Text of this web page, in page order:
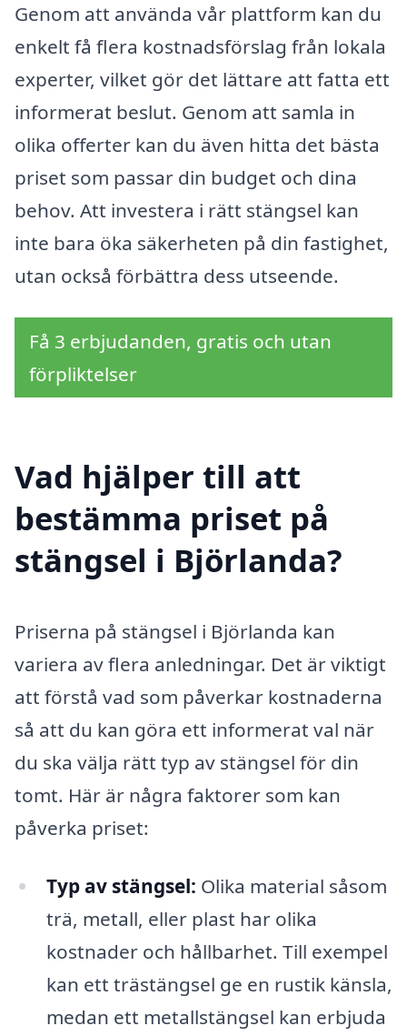
Genom att använda vår plattform kan du
enkelt få flera kostnadsförslag från lokala
experter, vilket gör det lättare att fatta ett
informerat beslut. Genom att samla in
olika offerter kan du även hitta det bästa
priset som passar din budget och dina
behov. Att investera i rätt stängsel kan
inte bara öka säkerheten på din fastighet,
utan också förbättra dess utseende.
Få 3 erbjudanden, gratis och utan
förpliktelser
Vad hjälper till att
bestämma priset på
stängsel i Björlanda?
Priserna på stängsel i Björlanda kan
variera av flera anledningar. Det är viktigt
att förstå vad som påverkar kostnaderna
så att du kan göra ett informerat val när
du ska välja rätt typ av stängsel för din
tomt. Här är några faktorer som kan
påverka priset:
Typ av stängsel: Olika material såsom
trä, metall, eller plast har olika
kostnader och hållbarhet. Till exempel
kan ett trästängsel ge en rustik känsla,
medan ett metallstängsel kan erbjuda